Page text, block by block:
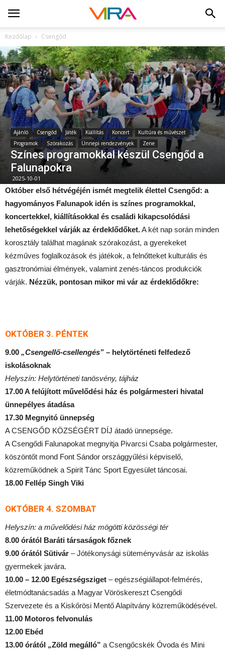
Kezdőlap Csengőd
Ajánló Csengőd Játék Kiállítás Koncert
Kultúra és művészet
Programok
Szórakozás Ünnepi rendezvények Zene
Színes programokkal készül Csengőd a
Falunapokra
2025-10-01
Október első hétvégéjén ismét megtelik élettel Csengőd: a
hagyományos Falunapok idén is színes programokkal,
koncertekkel, kiállításokkal és családi kikapcsolódási
lehetőségekkel várják az érdeklődőket.A két nap során minden
korosztály találhat magának szórakozást, a gyerekeket
kézműves foglalkozások és játékok, a felnőtteket kulturális és
gasztronómiai élmények, valamint zenés-táncos produkciók
várják. Nézzük, pontosan mikor mi vár az érdeklődőkre:
OKTÓBER 3. PÉNTEK
9.00 „Csengellő-csellengés” – helytörténeti felfedező
iskolásoknak
Helyszín: Helytörténeti tanösvény, tájház
17.00 A felújított művelődési ház és polgármesteri hivatal
ünnepélyes átadása
17.30 Megnyitó ünnepség
A CSENGŐD KÖZSÉGÉRT DÍJ átadó ünnepsége.
A Csengődi Falunapokat megnyitja Pivarcsi Csaba polgármester,
köszöntőt mond Font Sándor országgyűlési képviselő,
közreműködnek a Spirit Tánc Sport Egyesület táncosai.
18.00 Fellép Singh Viki
OKTÓBER 4. SZOMBAT
Helyszín: a művelődési ház mögötti közösségi tér
8.00 órától Baráti társaságok főznek
9.00 órától Sütivár – Jótékonysági süteményvásár az iskolás
gyermekek javára.
10.00 – 12.00 Egészségsziget – egészségiállapot-felmérés,
életmódtanácsadás a Magyar Vöröskereszt Csengődi
Szervezete és a Kiskőrösi Mentő Alapítvány közreműködésével.
11.00 Motoros felvonulás
12.00 Ebéd
13.00 órától „Zöld megálló” a Csengőcskék Óvoda és Mini